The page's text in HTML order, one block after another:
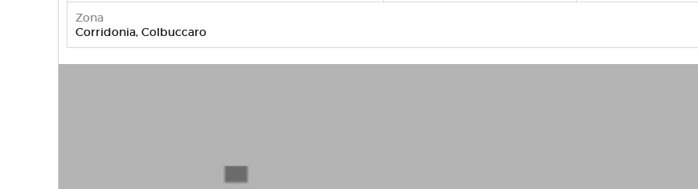
Zona
Corridonia, Colbuccaro